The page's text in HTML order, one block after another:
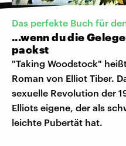
Das perfekte Buch für
...wenn du die
packst
"Taking Woodstock"
Roman von Elliot Tiber.
sexuelle Revolution der
Elliots eigene, der als
leichte Pubertät hat.